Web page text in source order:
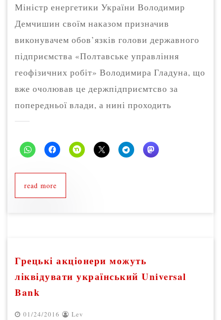
Міністр енергетики України Володимир
Демчишин своїм наказом призначив
виконувачем обов’язків голови державного
підприємства «Полтавське управління
геофізичних робіт» Володимира Гладуна, що
вже очолював це держпідприємтсво за
попередньої влади, а нині проходить
read more
Грецькі акціонери можуть
ліквідувати український Universal
Bank
01/24/2016 Lev